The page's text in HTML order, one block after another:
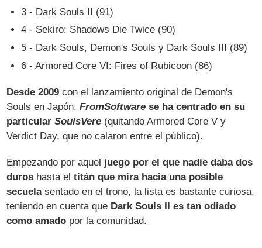
3 - Dark Souls II (91)
4 - Sekiro: Shadows Die Twice (90)
5 - Dark Souls, Demon's Souls y Dark Souls III (89)
6 - Armored Core VI: Fires of Rubicoon (86)
Desde 2009 con el lanzamiento original de Demon's
Souls en Japón,FromSoftware se ha centrado en su
particularSoulsVere (quitando Armored Core V y
Verdict Day, que no calaron entre el público).
Empezando por aquel juego por el que nadie daba dos
duros hasta eltitán que mira hacia una posible
secuelasentado en el trono, la lista es bastante curiosa,
teniendo en cuenta que Dark Souls II es tan odiado
como amado por la comunidad.